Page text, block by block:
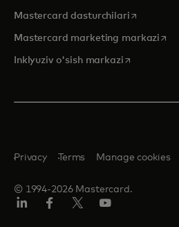
Mastercard dasturchilariopens in a
Mastercard marketing markazi
Inklyuziv o'sish markaziopens in a
© 1994-2026 Mastercard.
Privacy Terms Manage cookies